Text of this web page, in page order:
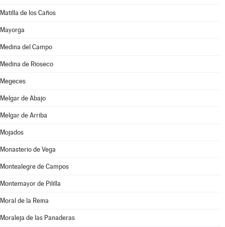
Matilla de los Caños
Mayorga
Medina del Campo
Medina de Rioseco
Megeces
Melgar de Abajo
Melgar de Arriba
Mojados
Monasterio de Vega
Montealegre de Campos
Montemayor de Pililla
Moral de la Reina
Moraleja de las Panaderas